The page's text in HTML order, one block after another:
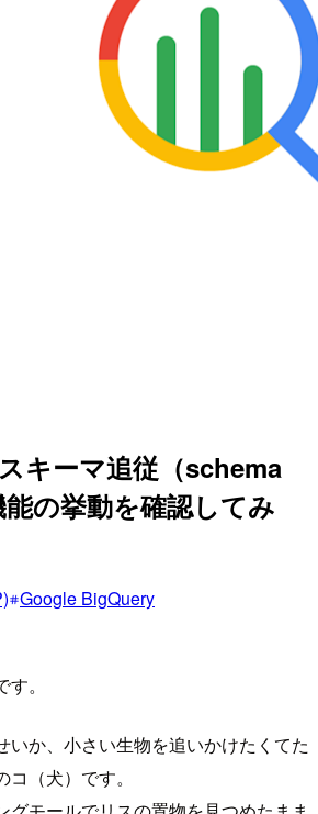
キーマ追従（schema
の挙動を確認してみ
Google BigQuery
。
いか、小さい生物を追いかけたくてた
（犬）です。